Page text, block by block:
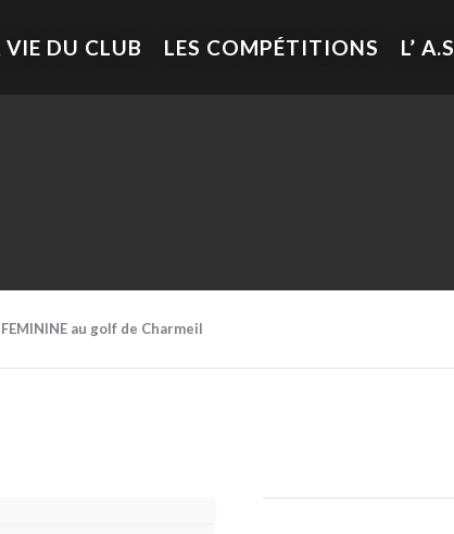
VIE DU CLUB LES COMPÉTITIONS L’ A.S
FEMININE au golf de Charmeil